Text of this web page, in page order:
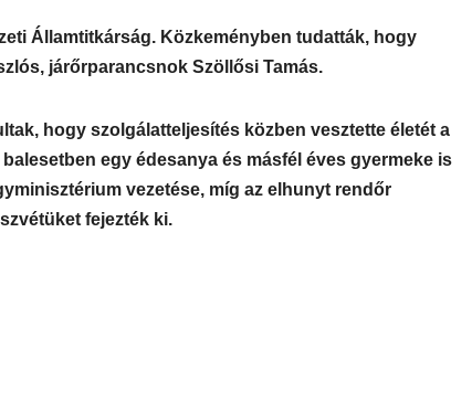
Államtitkárság. Közkeményben tudatták, hogy
járőrparancsnok Szöllősi Tamás.
hogy szolgálatteljesítés közben vesztette életét a
egy édesanya és másfél éves gyermeke is
vezetése, míg az elhunyt rendőr
fejezték ki.